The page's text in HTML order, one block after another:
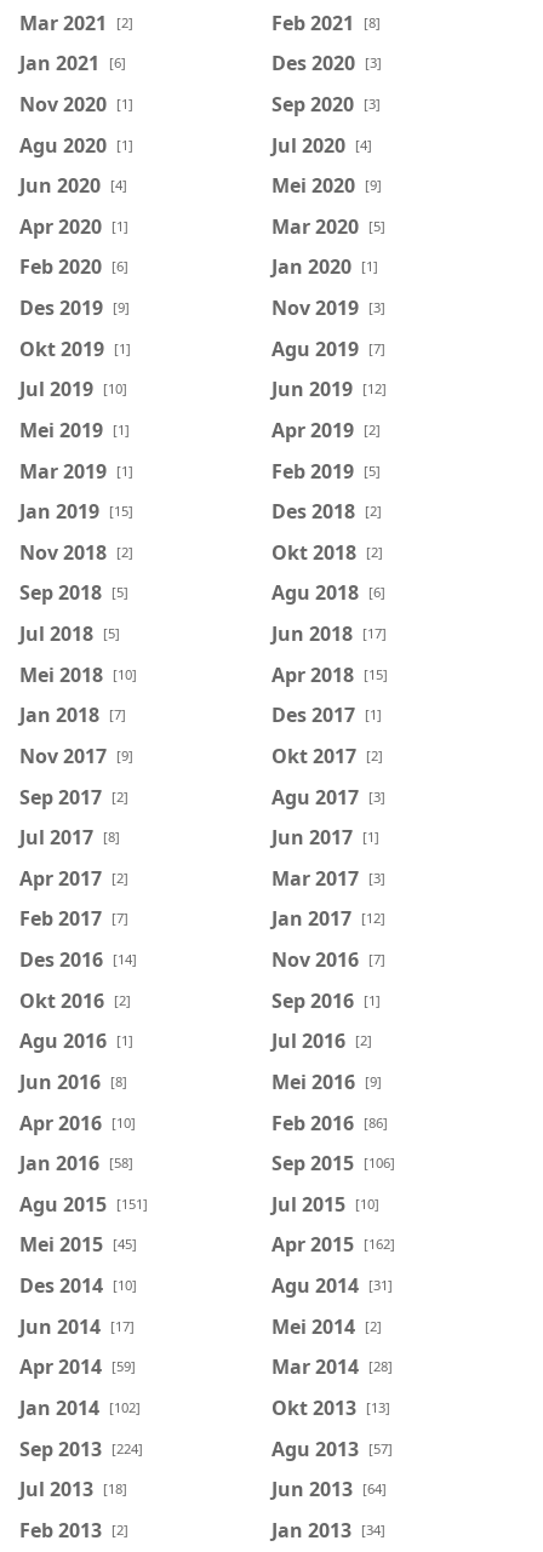
Mar 2021 [2] Feb 2021 [8]
Jan 2021 [6] Des 2020 [3]
Nov 2020 [1] Sep 2020 [3]
Agu 2020 [1] Jul 2020 [4]
Jun 2020 [4] Mei 2020 [9]
Apr 2020 [1] Mar 2020 [5]
Feb 2020 [6] Jan 2020 [1]
Des 2019 [9] Nov 2019 [3]
Okt 2019 [1] Agu 2019 [7]
Jul 2019 [10] Jun 2019 [12]
Mei 2019 [1] Apr 2019 [2]
Mar 2019 [1] Feb 2019 [5]
Jan 2019 [15] Des 2018 [2]
Nov 2018 [2] Okt 2018 [2]
Sep 2018 [5] Agu 2018 [6]
Jul 2018 [5] Jun 2018 [17]
Mei 2018 [10] Apr 2018 [15]
Jan 2018 [7] Des 2017 [1]
Nov 2017 [9] Okt 2017 [2]
Sep 2017 [2] Agu 2017 [3]
Jul 2017 [8] Jun 2017 [1]
Apr 2017 [2] Mar 2017 [3]
Feb 2017 [7] Jan 2017 [12]
Des 2016 [14] Nov 2016 [7]
Okt 2016 [2] Sep 2016 [1]
Agu 2016 [1] Jul 2016 [2]
Jun 2016 [8] Mei 2016 [9]
Apr 2016 [10] Feb 2016 [86]
Jan 2016 [58] Sep 2015 [106]
Agu 2015 [151] Jul 2015 [10]
Mei 2015 [45] Apr 2015 [162]
Des 2014 [10] Agu 2014 [31]
Jun 2014 [17] Mei 2014 [2]
Apr 2014 [59] Mar 2014 [28]
Jan 2014 [102] Okt 2013 [13]
Sep 2013 [224] Agu 2013 [57]
Jul 2013 [18] Jun 2013 [64]
Feb 2013 [2] Jan 2013 [34]